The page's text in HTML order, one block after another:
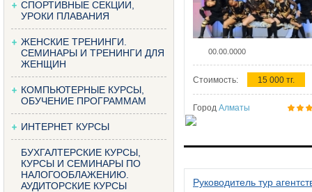
СПОРТИВНЫЕ СЕКЦИИ,
УРОКИ ПЛАВАНИЯ
ЖЕНСКИЕ ТРЕНИНГИ.
СЕМИНАРЫ И ТРЕНИНГИ ДЛЯ
ЖЕНЩИН
КОМПЬЮТЕРНЫЕ КУРСЫ,
ОБУЧЕНИЕ ПРОГРАММАМ
ИНТЕРНЕТ КУРСЫ
БУХГАЛТЕРСКИЕ КУРСЫ,
КУРСЫ И СЕМИНАРЫ ПО
НАЛОГООБЛАЖЕНИЮ.
АУДИТОРСКИЕ КУРСЫ
00.00.0000
Стоимость: 15 000 тг.
Город Алматы
Руководитель тур